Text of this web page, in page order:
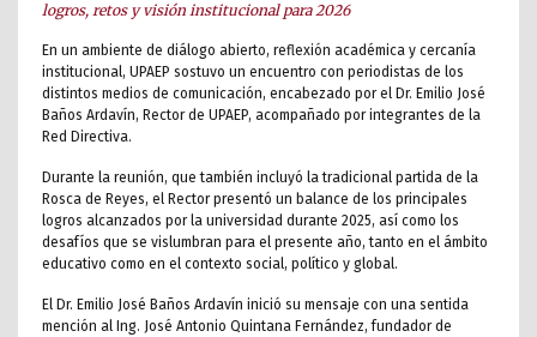
logros, retos y visión institucional para 2026
En un ambiente de diálogo abierto, reflexión académica y cercanía
institucional, UPAEP sostuvo un encuentro con periodistas de los
distintos medios de comunicación, encabezado por el Dr. Emilio José
Baños Ardavín, Rector de UPAEP, acompañado por integrantes de la
Red Directiva.
Durante la reunión, que también incluyó la tradicional partida de la
Rosca de Reyes, el Rector presentó un balance de los principales
logros alcanzados por la universidad durante 2025, así como los
desafíos que se vislumbran para el presente año, tanto en el ámbito
educativo como en el contexto social, político y global.
El Dr. Emilio José Baños Ardavín inició su mensaje con una sentida
mención al Ing. José Antonio Quintana Fernández, fundador de